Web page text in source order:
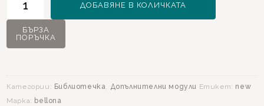
Boheems
Библиотечка
ДОБАВЯНЕ В КОЛИЧКАТА
БЪРЗА
ПОРЪЧКА
Категории: Библиотечка, Допълнителни модули Етикет: new
Марка: bellona